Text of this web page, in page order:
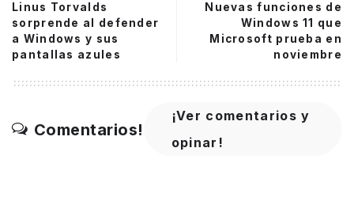
Linus Torvalds
sorprende al defender
a Windows y sus
pantallas azules
Nuevas funciones de
Windows 11 que
Microsoft prueba en
noviembre
Comentarios!
¡Ver comentarios y
opinar!